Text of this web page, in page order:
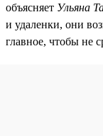
объясняет Ульяна
и удаленки, они
главное, чтобы не